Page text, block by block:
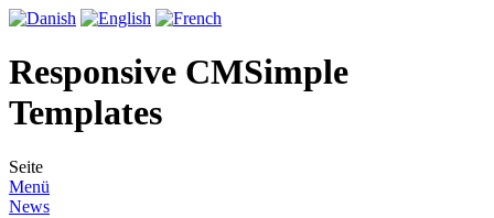
Responsive CMSimple
Templates
Seite
Menü
News